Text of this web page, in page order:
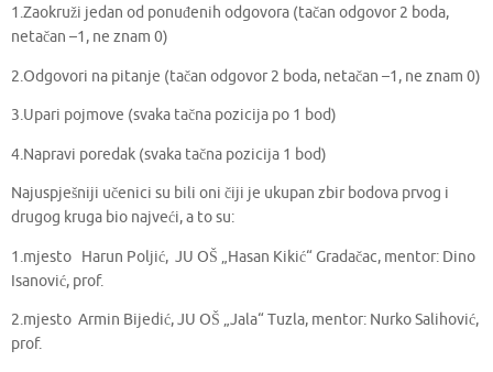
1.Zaokruži jedan od ponuđenih odgovora (tačan odgovor 2 boda,
netačan –1, ne znam 0)
2.Odgovori na pitanje (tačan odgovor 2 boda, netačan –1, ne znam 0)
3.Upari pojmove (svaka tačna pozicija po 1 bod)
4.Napravi poredak (svaka tačna pozicija 1 bod)
Najuspješniji učenici su bili oni čiji je ukupan zbir bodova prvog i
drugog kruga bio najveći, a to su:
1.mjesto Harun Poljić, JU OŠ „Hasan Kikić“ Gradačac, mentor: Dino
Isanović, prof.
2.mjesto Armin Bijedić, JU OŠ „Jala“ Tuzla, mentor: Nurko Salihović,
prof.